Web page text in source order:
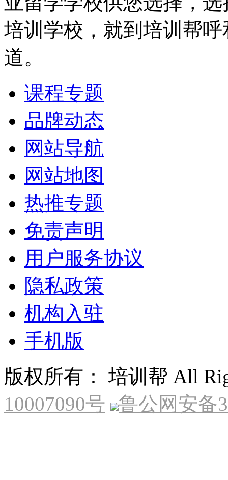
培训学校，就到培训帮
道。
课程专题
品牌动态
网站导航
网站地图
热推专题
免责声明
用户服务协议
隐私政策
机构入驻
手机版
版权所有： 培训帮 All
10007090号
鲁公网安备